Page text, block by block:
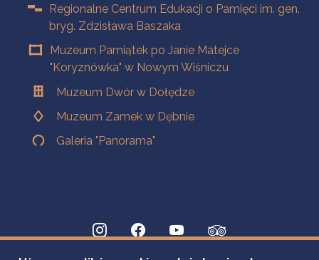
Regionalne Centrum Edukacji o Pamięci im. gen.
bryg. Zdzisława Baszaka
Muzeum Pamiątek po Janie Matejce
"Koryznówka" w Nowym Wiśniczu
Muzeum Dwór w Dołędze
Muzeum Zamek w Dębnie
Galeria "Panorama"